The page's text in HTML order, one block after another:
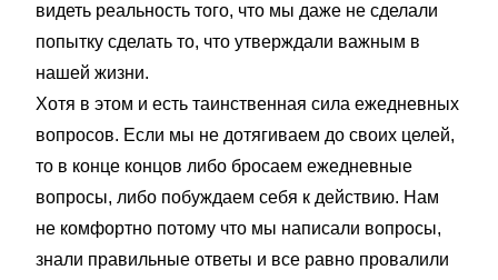
видеть реальность того, что мы даже не сделали
попытку сделать то, что утверждали важным в
нашей жизни.
Хотя в этом и есть таинственная сила ежедневных
вопросов. Если мы не дотягиваем до своих целей,
то в конце концов либо бросаем ежедневные
вопросы, либо побуждаем себя к действию. Нам
не комфортно потому что мы написали вопросы,
знали правильные ответы и все равно провалили